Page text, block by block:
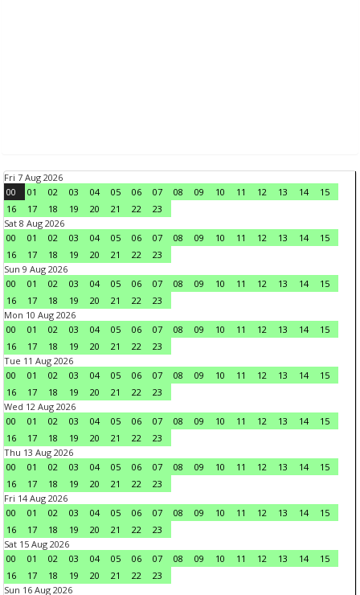
Fri 7 Aug 2026
00
01 02 03 04 05 06 07 08 09 10 11 12 13 14
15
16
17 18 19 20 21 22
23
Sat 8 Aug 2026
00
01 02 03 04 05 06 07 08 09 10 11 12 13 14
15
16
17 18 19 20 21 22
23
Sun 9 Aug 2026
00
01 02 03 04 05 06 07 08 09 10 11 12 13 14
15
16
17 18 19 20 21 22
23
Mon 10 Aug 2026
00
01 02 03 04 05 06 07 08 09 10 11 12 13 14
15
16
17 18 19 20 21 22
23
Tue 11 Aug 2026
00
01 02 03 04 05 06 07 08 09 10 11 12 13 14
15
16
17 18 19 20 21 22
23
Wed 12 Aug 2026
00
01 02 03 04 05 06 07 08 09 10 11 12 13 14
15
16
17 18 19 20 21 22
23
Thu 13 Aug 2026
00
01 02 03 04 05 06 07 08 09 10 11 12 13 14
15
16
17 18 19 20 21 22
23
Fri 14 Aug 2026
00
01 02 03 04 05 06 07 08 09 10 11 12 13 14
15
16
17 18 19 20 21 22
23
Sat 15 Aug 2026
00
01 02 03 04 05 06 07 08 09 10 11 12 13 14
15
16
17 18 19 20 21 22
23
Sun 16 Aug 2026